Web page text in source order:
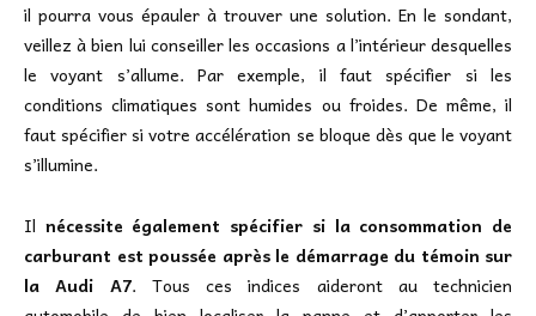
il pourra vous épauler à trouver une solution. En le sondant,
veillez à bien lui conseiller les occasions a l’intérieur desquelles
le voyant s’allume. Par exemple, il faut spécifier si les
conditions climatiques sont humides ou froides. De même, il
faut spécifier si votre accélération se bloque dès que le voyant
s’illumine.
Il nécessite également spécifier si la consommation de
carburant est poussée après le démarrage du témoin sur
la Audi A7. Tous ces indices aideront au technicien